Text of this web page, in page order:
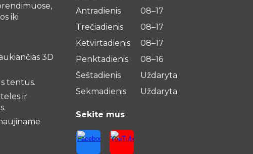
iki
3D
tentus.
ir
Antradienis
08–17
Trečiadienis
08–17
Ketvirtadienis
08–17
Penktadienis
08–16
Šeštadienis
Uždaryta
Sekmadienis
Uždaryta
Sekite mus